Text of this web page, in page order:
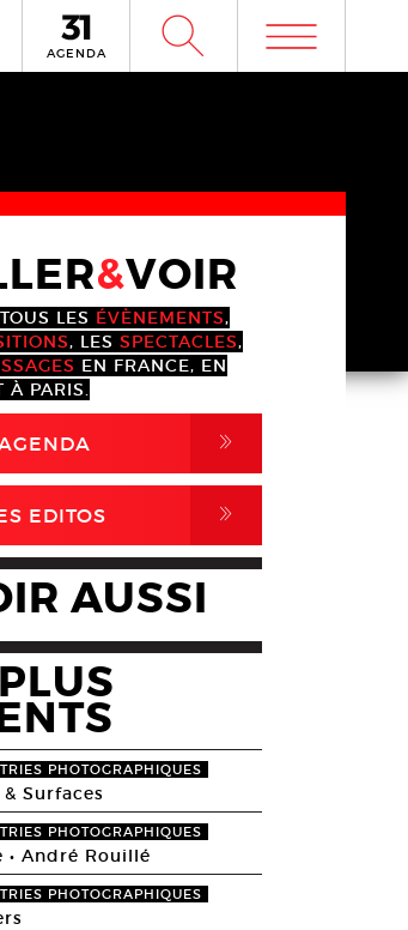
AGENDA W m
&VOIR
LES ÉVÈNEMENTS,
, LES SPECTACLES,
EN FRANCE, EN
À PARIS.
,
EDITOS ,
AUSSI
PHOTOGRAPHIQUES
Surfaces
PHOTOGRAPHIQUES
• André Rouillé
PHOTOGRAPHIQUES